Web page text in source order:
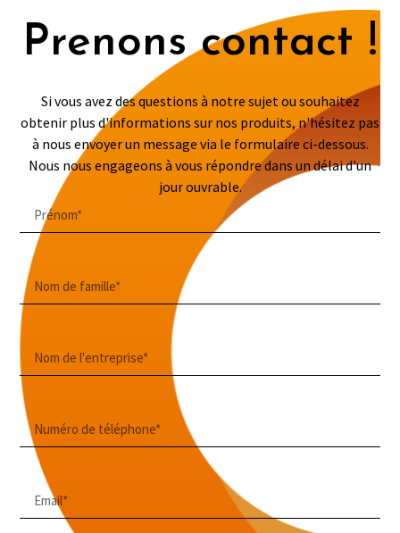
Prenons contact !
Si vous avez des questions à notre sujet ou souhaitez
obtenir plus d'informations sur nos produits, n'hésitez pas
à nous envoyer un message via le formulaire ci-dessous.
Nous nous engageons à vous répondre dans un délai d'un
jour ouvrable.